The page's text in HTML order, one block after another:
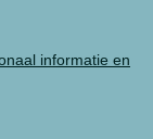
informatie en